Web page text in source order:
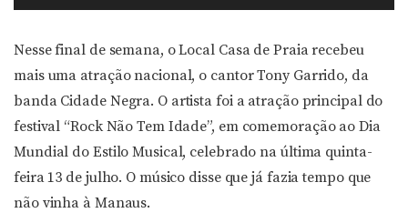
de
Nesse final de semana, o Local Casa de Praia recebeu
mais uma atração nacional, o cantor Tony Garrido, da
banda Cidade Negra. O artista foi a atração principal do
festival “Rock Não Tem Idade”, em comemoração ao Dia
Mundial do Estilo Musical, celebrado na última quinta-
feira 13 de julho. O músico disse que já fazia tempo que
não vinha à Manaus.